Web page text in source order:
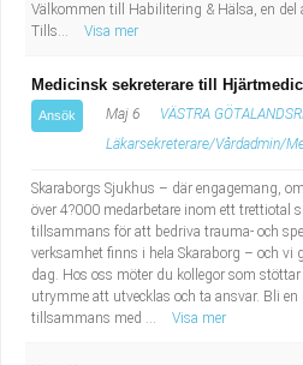
Välkommen till Habilitering & Hälsa, en del
Tills...
Visa mer
Medicinsk sekreterare till
Ansök Maj 6
VÄSTRA
Läkarsekreterare/Vårdadmin/
Skaraborgs Sjukhus – där engagemang,
över 4?000 medarbetare inom ett trettiotal
tillsammans för att bedriva trauma- och
verksamhet finns i hela Skaraborg – och vi
dag. Hos oss möter du kollegor som
utrymme att utvecklas och ta ansvar. Bli
tillsammans med ...
Visa mer